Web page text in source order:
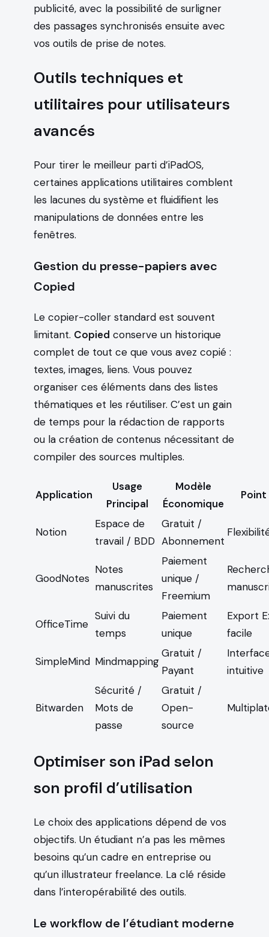
publicité, avec la possibilité de surligner
des passages synchronisés ensuite avec
vos outils de prise de notes.
Outils techniques et
utilitaires pour utilisateurs
avancés
Pour tirer le meilleur parti d’iPadOS,
certaines applications utilitaires comblent
les lacunes du système et fluidifient les
manipulations de données entre les
fenêtres.
Gestion du presse-papiers avec
Copied
Le copier-coller standard est souvent
limitant. Copied conserve un historique
complet de tout ce que vous avez copié :
textes, images, liens. Vous pouvez
organiser ces éléments dans des listes
thématiques et les réutiliser. C’est un gain
de temps pour la rédaction de rapports
ou la création de contenus nécessitant de
compiler des sources multiples.
Application
Usage
Principal
Modèle
Économique
Notion
Espace de
travail / BDD
Gratuit /
Abonnement
GoodNotes
Notes
manuscrites
Paiement
unique /
Freemium
OfficeTime
Suivi du
temps
Paiement
unique
Export
facile
SimpleMind Mindmapping
Gratuit /
Payant
intuitive
Bitwarden
Sécurité /
Mots de
passe
Gratuit /
Open-
source
Optimiser son iPad selon
son profil d’utilisation
Le choix des applications dépend de vos
objectifs. Un étudiant n’a pas les mêmes
besoins qu’un cadre en entreprise ou
qu’un illustrateur freelance. La clé réside
dans l’interopérabilité des outils.
Le workflow de l’étudiant moderne